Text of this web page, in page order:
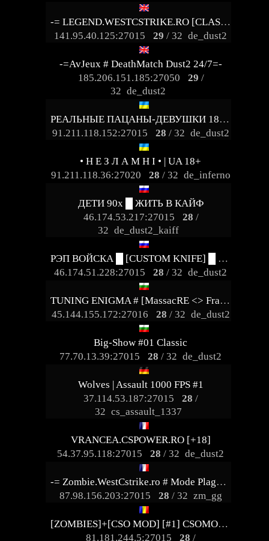
-= LEGEND.WESTCSTRIKE.RO [CLASSIC + VIP] =-
141.95.40.125:27015
29 / 32 de_dust2
-=AvJeux # DeathMatch Dust2 24/7=-
185.206.151.185:27050
29 /
32 de_dust2
РЕАЛЬНЫЕ ПАЦАНЫ-ДЕВУШКИ 18+ [STEAM BONUS]
91.211.118.152:27015
28 / 32 de_dust2
• Н Е З Л А М Н І • | UA 18+
91.211.118.36:27020
28 / 32 de_inferno
ДЕТИ 90х █ ЖИТЬ В КАЙФ
46.174.53.217:27015
28 /
32 de_dust2_kaiff
РЭП ВОЙСКА █ [CUSTOM KNIFE] █ PUBLIC©
46.174.51.228:27015
28 / 32 de_dust2
TUNING ENIGMA # [MassacRE <> FragArenA]* PARANORMAL ACTIVITY*
45.144.155.172:27016
28 / 32 de_dust2
Big-Show #01 Classic
77.70.13.39:27015
28 / 32 de_dust2
Wolves | Assault 1000 FPS #1
37.114.53.187:27015
28 /
32 cs_assault_1337
VRANCEA.CSPOWER.RO [+18]
54.37.95.118:27015
28 / 32 de_dust2
-= Zombie.WestCstrike.ro # Mode Plague romania best 4 ever =-
87.98.156.203:27015
28 / 32 zm_gg
[ZOMBIES]+[CSO MOD] [#1] CSOMOD.COM [since 2012]
81.181.244.5:27015
28 /